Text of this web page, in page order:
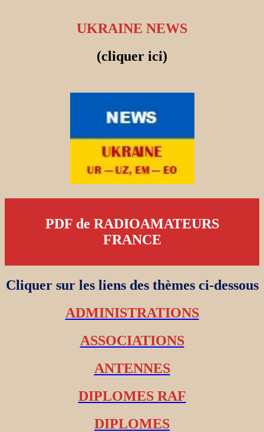
UKRAINE NEWS
(cliquer ici)
PDF de RADIOAMATEURS
FRANCE
Cliquer sur les liens des thèmes ci-dessous
ADMINISTRATIONS
ASSOCIATIONS
ANTENNES
DIPLOMES RAF
DIPLOMES